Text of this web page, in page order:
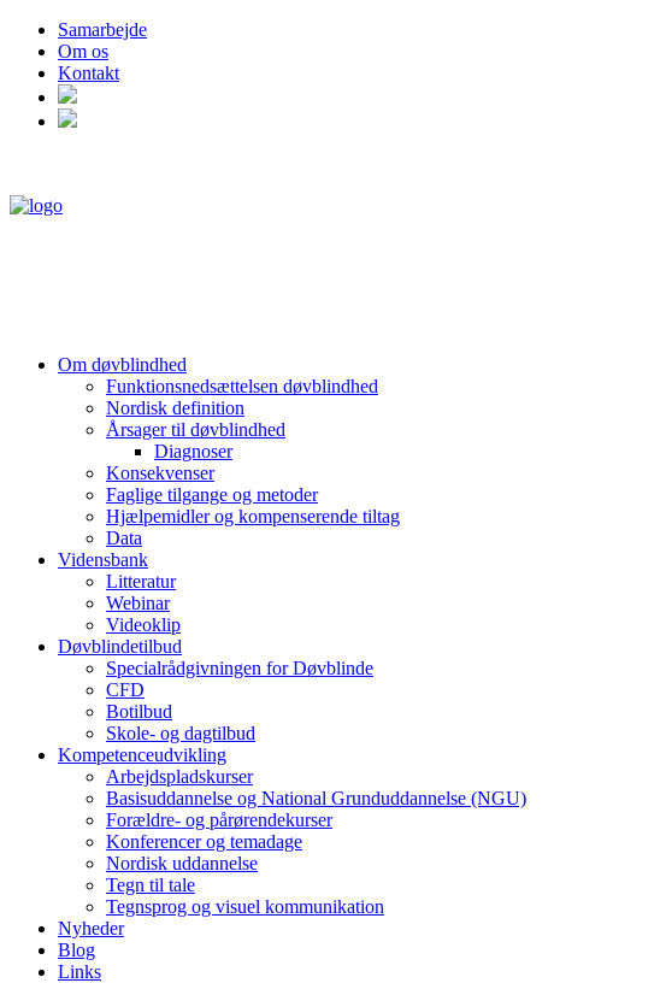
Samarbejde
Om os
Kontakt
Om døvblindhed
Funktionsnedsættelsen døvblindhed
Nordisk definition
Årsager til døvblindhed
Diagnoser
Konsekvenser
Faglige tilgange og metoder
Hjælpemidler og kompenserende tiltag
Data
Vidensbank
Litteratur
Webinar
Videoklip
Døvblindetilbud
Specialrådgivningen for Døvblinde
CFD
Botilbud
Skole- og dagtilbud
Kompetenceudvikling
Arbejdspladskurser
Basisuddannelse og National Grunduddannelse (NGU)
Forældre- og pårørendekurser
Konferencer og temadage
Nordisk uddannelse
Tegn til tale
Tegnsprog og visuel kommunikation
Nyheder
Blog
Links